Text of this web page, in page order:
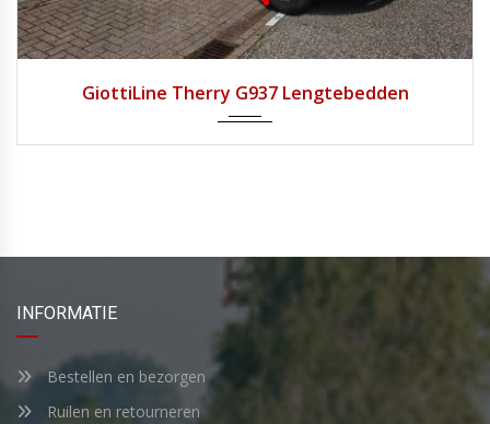
GiottiLine Therry G937 Lengtebedden
INFORMATIE
Bestellen en bezorgen
Ruilen en retourneren